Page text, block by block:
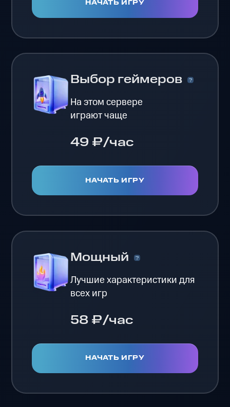
НАЧАТЬ ИГРУ
Выбор геймеров
На этом сервере
играют чаще
49 ₽/час
НАЧАТЬ ИГРУ
Мощный
Лучшие характеристики для
всех игр
58 ₽/час
НАЧАТЬ ИГРУ